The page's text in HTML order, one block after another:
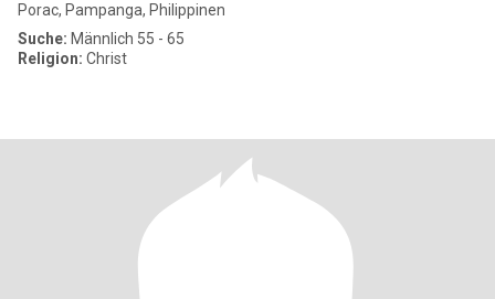
Porac, Pampanga, Philippinen
Suche: Männlich 55 - 65
Religion: Christ